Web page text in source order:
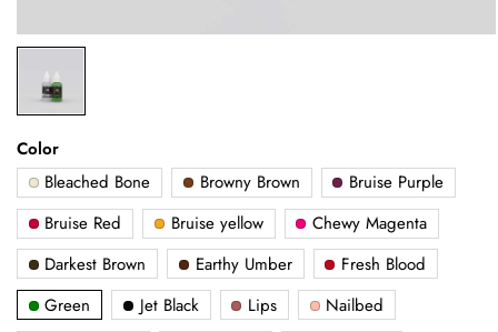
Color
Bleached Bone
Browny Brown
Bruise Purple
Bruise Red
Bruise yellow
Chewy Magenta
Darkest Brown
Earthy Umber
Fresh Blood
Green
Jet Black Lips
Nailbed